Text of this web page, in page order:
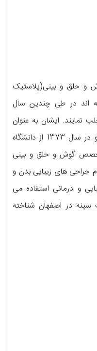
و حلق و بینی(پلاستیک
اند در طی چندین سال
نمایند. ایشان به عنوان
پزشک عمومی از دانشگاه اصفهان و در سال 1373 از دانشگاه
گوش و حلق و بینی
جراحی های زیبایی بدن و
و درمانی استفاده می
سینه در اصفهان شناخته